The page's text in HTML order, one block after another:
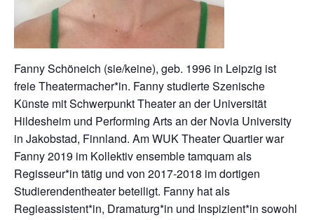
Fanny Schöneich (sie/keine), geb. 1996 in Leipzig ist
freie Theatermacher*in. Fanny studierte Szenische
Künste mit Schwerpunkt Theater an der Universität
Hildesheim und Performing Arts an der Novia University
in Jakobstad, Finnland. Am WUK Theater Quartier war
Fanny 2019 im Kollektiv ensemble tamquam als
Regisseur*in tätig und von 2017-2018 im dortigen
Studierendentheater beteiligt. Fanny hat als
Regieassistent*in, Dramaturg*in und Inspizient*in sowohl